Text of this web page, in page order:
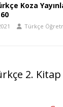
Koza
Türkçe
2.